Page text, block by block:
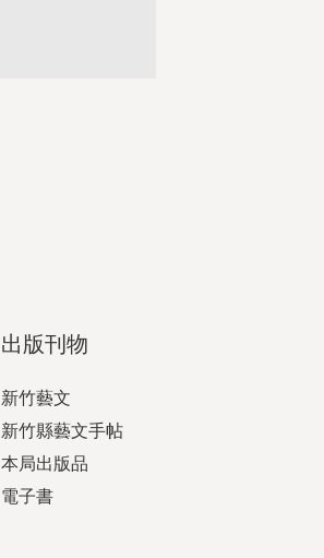
出版刊物
新竹藝文
新竹縣藝文手帖
本局出版品
電子書